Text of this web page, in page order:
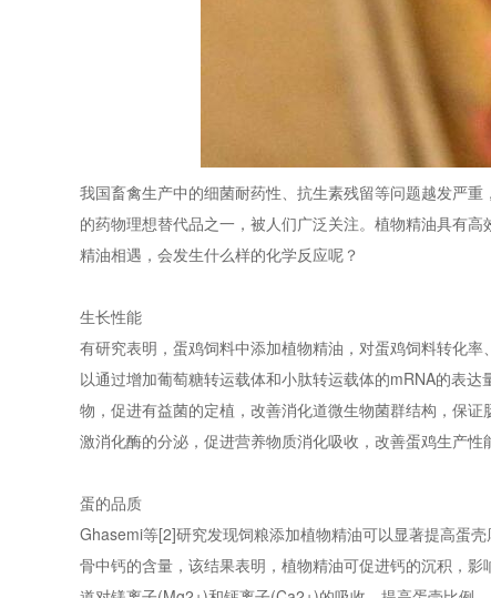
我国畜禽生产中的细菌耐药性、抗生素残留等问题越发严
的药物理想替代品之一，被人们广泛关注。植物精油具有
精油相遇，会发生什么样的化学反应呢？
生长性能
有研究表明，蛋鸡饲料中添加植物精油，对蛋鸡饲料转化
以通过增加葡萄糖转运载体和小肽转运载体的mRNA的表
物，促进有益菌的定植，改善消化道微生物菌群结构，保
激消化酶的分泌，促进营养物质消化吸收，改善蛋鸡生产性
蛋的品质
Ghasemi等[2]研究发现饲粮添加植物精油可以显著提高蛋
骨中钙的含量，该结果表明，植物精油可促进钙的沉积，